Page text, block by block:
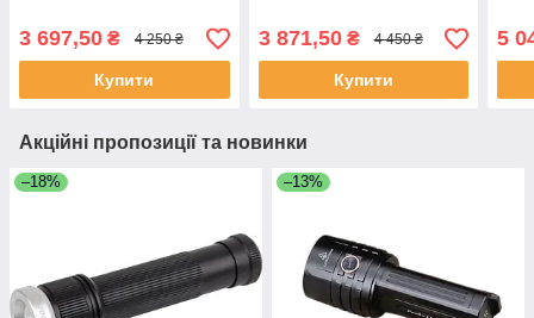
3 697,50 ₴ 4 250 ₴
Купити
3 871,50₴ 4 450 ₴
Купити
5
Акційні пропозиції та новинки
–18% –13%